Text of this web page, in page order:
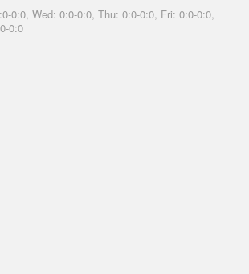
0:0, Wed: 0:0-0:0, Thu: 0:0-0:0, Fri: 0:0-0:0,
0:0